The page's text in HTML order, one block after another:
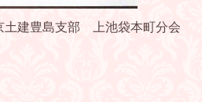
建豊島支部 上池袋本町分会